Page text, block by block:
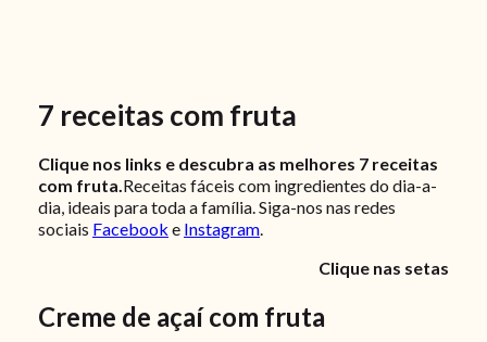
7 receitas com fruta
Clique nos links e descubra as melhores 7 receitas
com fruta.Receitas fáceis com ingredientes do dia-a-
dia, ideais para toda a família. Siga-nos nas redes
sociais Facebook e Instagram.
Clique nas setas
Creme de açaí com fruta